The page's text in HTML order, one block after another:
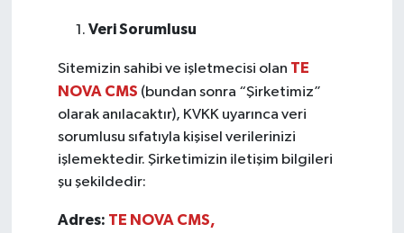
Veri Sorumlusu
Sitemizin sahibi ve işletmecisi olan TE
NOVA CMS (bundan sonra “Şirketimiz”
olarak anılacaktır), KVKK uyarınca veri
sorumlusu sıfatıyla kişisel verilerinizi
işlemektedir. Şirketimizin iletişim bilgileri
şu şekildedir:
Adres: TE NOVA CMS,